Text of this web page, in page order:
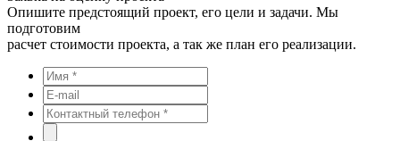
Опишите предстоящий проект, его цели и задачи. Мы
подготовим
расчет стоимости проекта, а так же план его реализации.